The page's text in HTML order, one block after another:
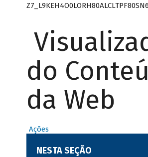
do
da Web
Ações
NESTA SEÇÃO